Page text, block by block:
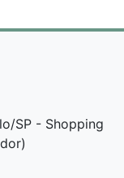
SP - Shopping